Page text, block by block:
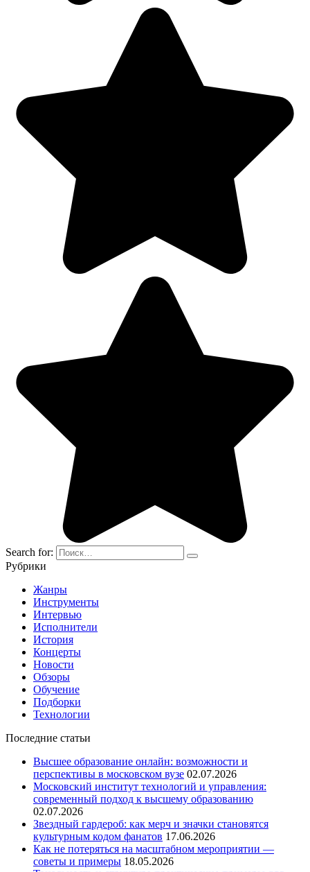
Search for:
Рубрики
Жанры
Инструменты
Интервью
Исполнители
История
Концерты
Новости
Обзоры
Обучение
Подборки
Технологии
Последние статьи
Высшее образование онлайн: возможности и
перспективы в московском вузе 02.07.2026
Московский институт технологий и управления:
современный подход к высшему образованию
02.07.2026
Звездный гардероб: как мерч и значки становятся
культурным кодом фанатов 17.06.2026
Как не потеряться на масштабном мероприятии —
советы и примеры 18.05.2026